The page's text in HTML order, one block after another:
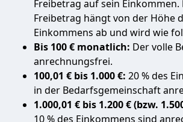
Freibetrag auf sein Einkommen.
Freibetrag hängt von der Höhe
Einkommens ab und wird wie
Bis 100 € monatlich: Der volle
anrechnungsfrei.
100,01 € bis 1.000 €: 20 % des
in der Bedarfsgemeinschaft
1.000,01 € bis 1.200 € (bzw.
10 % des Einkommens sind